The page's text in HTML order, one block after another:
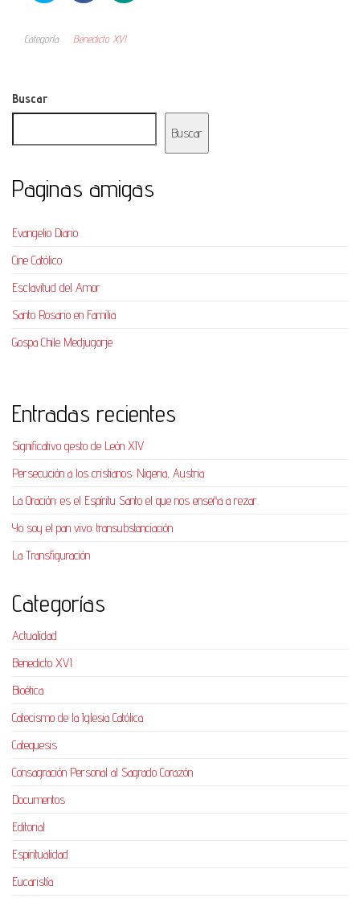
Categoría Benedicto XVI
Buscar
Buscar
Paginas amigas
Evangelio Diario
Cine Católico
Esclavitud del Amor
Santo Rosario en Familia
Gospa Chile Medjugorje
Entradas recientes
Significativo gesto de León XIV
Persecución a los cristianos: Nigeria, Austria
La Oración: es el Espíritu Santo el que nos enseña a rezar.
Yo soy el pan vivo: transubstanciación
La Transfiguración
Categorías
Actualidad
Benedicto XVI
Bioética
Catecismo de la Iglesia Católica
Catequesis
Consagración Personal al Sagrado Corazón
Documentos
Editorial
Espiritualidad
Eucaristía